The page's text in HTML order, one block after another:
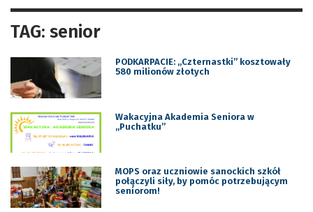
TAG: senior
PODKARPACIE: ,,Czternastki” kosztowały
580 milionów złotych
Wakacyjna Akademia Seniora w
,,Puchatku”
MOPS oraz uczniowie sanockich szkół
połączyli siły, by pomóc potrzebującym
seniorom!